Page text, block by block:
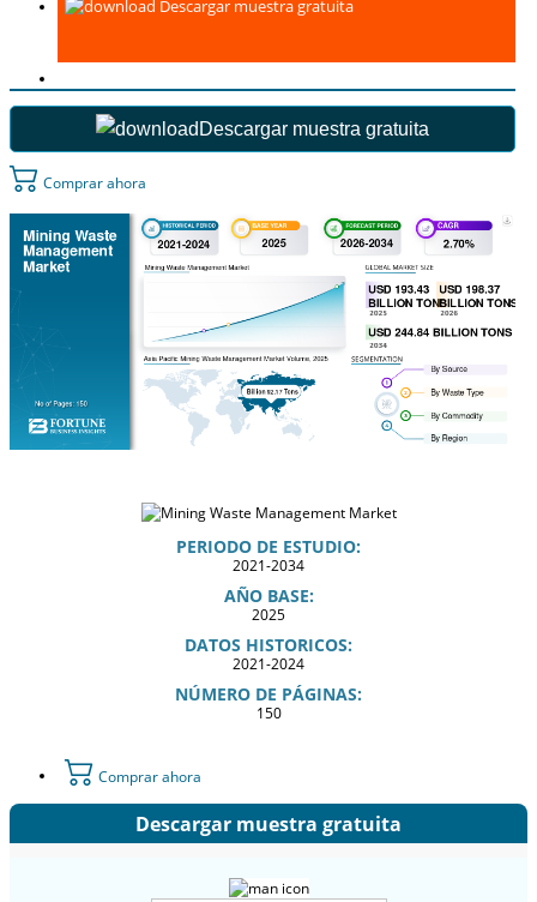
Descargar muestra gratuita
Descargar muestra gratuita
Comprar ahora
PERIODO DE ESTUDIO:
2021-2034
AÑO BASE:
2025
DATOS HISTORICOS:
2021-2024
NÚMERO DE PÁGINAS:
150
Comprar ahora
Descargar muestra gratuita